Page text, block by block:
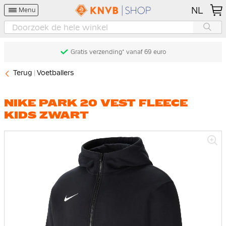
Menu NL
Gratis verzending* vanaf 69 euro
Terug Voetballers
NIKE PARK 20 VEST FLEECE
KIDS ZWART